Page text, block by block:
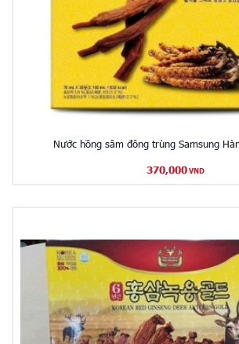
Nước hồng sâm đông trùng Samsung
370,000 VND